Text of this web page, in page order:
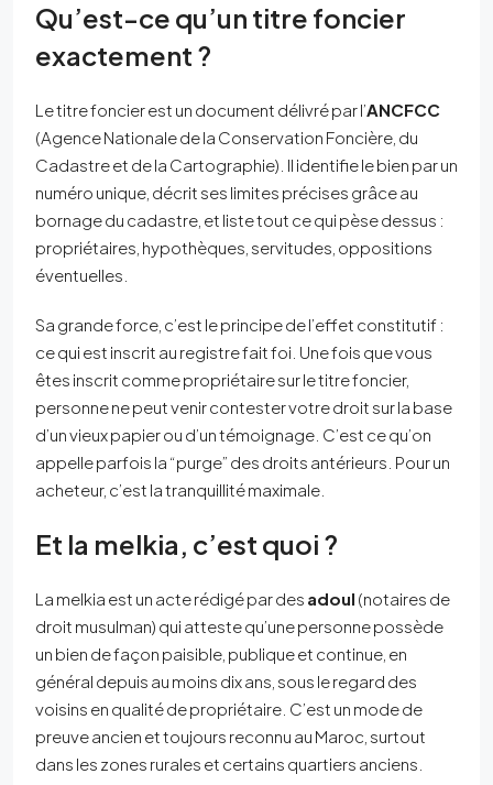
Qu’est-ce qu’un titre foncier
exactement ?
Le titre foncier est un document délivré par l’ANCFCC
(Agence Nationale de la Conservation Foncière, du
Cadastre et de la Cartographie). Il identifie le bien par un
numéro unique, décrit ses limites précises grâce au
bornage du cadastre, et liste tout ce qui pèse dessus :
propriétaires, hypothèques, servitudes, oppositions
éventuelles.
Sa grande force, c’est le principe de l’effet constitutif :
ce qui est inscrit au registre fait foi. Une fois que vous
êtes inscrit comme propriétaire sur le titre foncier,
personne ne peut venir contester votre droit sur la base
d’un vieux papier ou d’un témoignage. C’est ce qu’on
appelle parfois la “purge” des droits antérieurs. Pour un
acheteur, c’est la tranquillité maximale.
Et la melkia, c’est quoi ?
La melkia est un acte rédigé par des adoul (notaires de
droit musulman) qui atteste qu’une personne possède
un bien de façon paisible, publique et continue, en
général depuis au moins dix ans, sous le regard des
voisins en qualité de propriétaire. C’est un mode de
preuve ancien et toujours reconnu au Maroc, surtout
dans les zones rurales et certains quartiers anciens.